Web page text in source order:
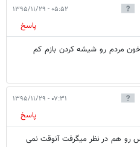
۰۵:۵۲ - ۱۳۹۵/۱۱/۲۹
پاسخ
خون مردم رو شیشه کردن بازم کم
۰۷:۳۱ - ۱۳۹۵/۱۱/۲۹
پاسخ
رو هم در نظر میگرفت آنوقت نمی